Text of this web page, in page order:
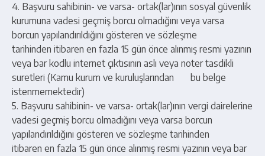
4. Başvuru sahibinin- ve varsa- ortak(lar)ının sosyal güvenlik
kurumuna vadesi geçmiş borcu olmadığını veya varsa
borcun yapılandırıldığını gösteren ve sözleşme
tarihinden itibaren en fazla 15 gün önce alınmış resmi yazının
veya bar kodlu internet çıktısının aslı veya noter tasdikli
suretleri (Kamu kurum ve kuruluşlarından bu belge
istenmemektedir)
5. Başvuru sahibinin- ve varsa- ortak(lar)ının vergi dairelerine
vadesi geçmiş borcu olmadığını veya varsa borcun
yapılandırıldığını gösteren ve sözleşme tarihinden
itibaren en fazla 15 gün önce alınmış resmi yazının veya bar